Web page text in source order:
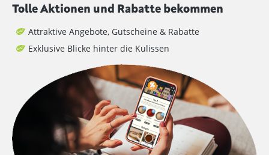
Tolle Aktionen und Rabatte bekommen
Attraktive Angebote, Gutscheine & Rabatte
Exklusive Blicke hinter die Kulissen